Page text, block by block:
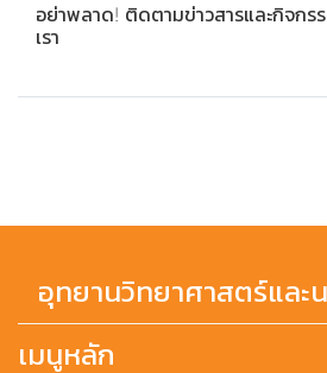
อย่าพลาด! ติดตามข่าวสารและกิจกร
เรา
อุทยานวิทยาศาสตร์และ
เมนูหลัก